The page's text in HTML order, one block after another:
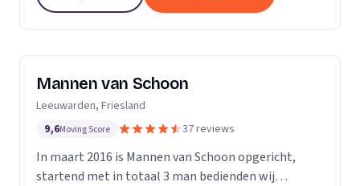
thuis...
Mannen van Schoon
Leeuwarden, Friesland
9,6Moving Score 37 reviews
In maart 2016 is Mannen van Schoon opgericht,
startend met in totaal 3 man bedienden wij